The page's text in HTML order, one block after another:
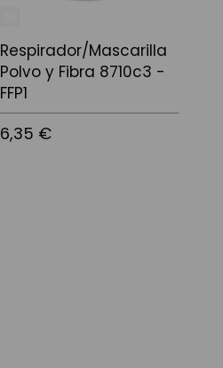
Respirador/Mascarilla
Polvo y Fibra 8710c3 -
FFP1
6,35 €